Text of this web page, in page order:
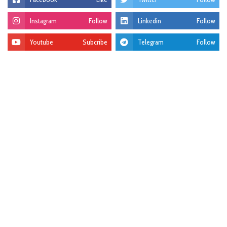
Instagram Follow Linkedin Follow
Youtube Subcribe Telegram Follow